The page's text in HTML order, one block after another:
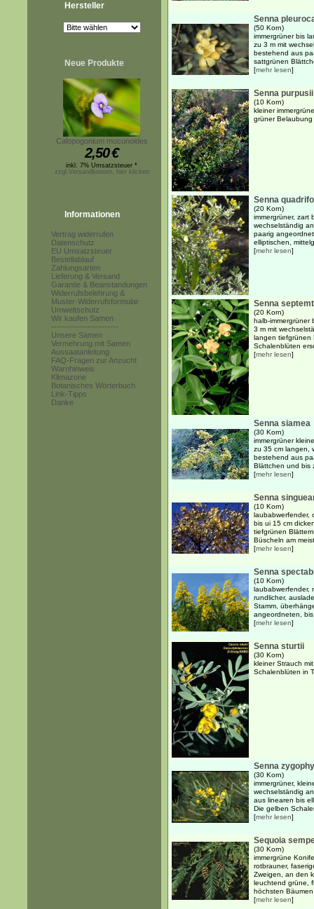
Hersteller
Neue Produkte
Calopogonium mucunoides
2,50€
inkl. 7% Umsatzsteuer *
zzgl.Versandkosten, hier klicken
Informationen
Vertrag widerrufen
Datenschutz
EU Umsatzsteuer
Bestellablauf
Zahlungsarten
Lieferung & Versand
Garantie & Beanstandungen
Widerrufsbelehrung &
Muster-Widerrufsformular
Umweltschutz
Wir kaufen Samen
------------------------
Unsere Samen
Vermehrung mit Samen
Aussaatanleitung
FAQ-Fragen zur Anzucht
Warnhinweis
Klimazone
Botanisches Wörterbuch
Link-Tipps
Danke
Senna
(50 Korn)
immergrüner bis
zu 3 m mit
bestehend aus
sattgrünen
[mehr lesen]
Senna purpusii
(10 Korn)
kleiner
grüner
Senna
(20 Korn)
immergrüner, zart
wechselständig
paarig
elliptischen,
[mehr lesen]
Senna
(20 Korn)
halb-immergrüner
3 m mit
langen tiefgrünen
Schalenblüten
[mehr lesen]
Senna siamea
(30 Korn)
immergrüner
zu 35 cm langen,
bestehend aus
Blättchen und bis
[mehr lesen]
Senna
(10 Korn)
laubabwerfender,
bis ui 15 cm
tiefgrünen
Büscheln am
[mehr lesen]
Senna
(10 Korn)
laubabwerfender,
rundlicher,
Stamm,
angeordneten,
[mehr lesen]
Senna sturtii
(30 Korn)
kleiner Strauch
Schalenblüten in
Senna
(30 Korn)
immergrüner,
wechselständig
aus linearen bis
Die gelben
[mehr lesen]
Sequoia
(30 Korn)
immergrüne
rotbrauner,
Zweigen, an den
leuchtend grüne,
höchsten
[mehr lesen]